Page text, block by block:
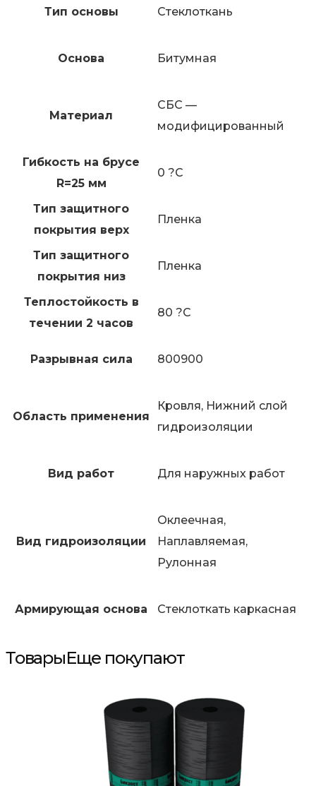
Тип основы Стеклоткань
Основа Битумная
Материал
СБС —
модифицированный
Гибкость на брусе
R=25 мм
0 ?C
Тип защитного
покрытия верх
Пленка
Тип защитного
покрытия низ
Пленка
Теплостойкость в
течении 2 часов
80 ?C
Разрывная сила 800900
Область применения
Кровля, Нижний слой
гидроизоляции
Вид работ Для наружных работ
Вид гидроизоляции
Оклеечная,
Наплавляемая,
Рулонная
Армирующая основа Стеклоткать каркасная
ТоварыЕще покупают